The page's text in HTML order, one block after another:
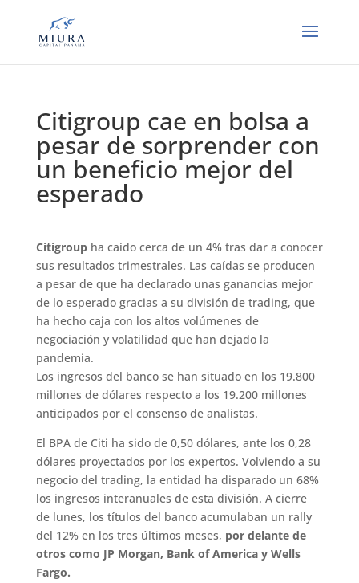
Citigroup cae en bolsa a
pesar de sorprender con
un beneficio mejor del
esperado
Citigroupha caído cerca de un 4% tras dar a conocer
sus resultados trimestrales. Las caídas se producen
a pesar de que ha declarado unas ganancias mejor
de lo esperado gracias a su división de trading, que
ha hecho caja con los altos volúmenes de
negociación y volatilidad que han dejado la
pandemia.
Los ingresos del banco se han situado en los 19.800
millones de dólares respecto a los 19.200 millones
anticipados por el consenso de analistas.
El BPA de Citi ha sido de 0,50 dólares, ante los 0,28
dólares proyectados por los expertos. Volviendo a su
negocio del trading, la entidad ha disparado un 68%
los ingresos interanuales de esta división. A cierre
de lunes, los títulos del banco acumulaban un rally
del 12% en los tres últimos meses, por delante de
otros como JP Morgan, Bank of America y Wells
Fargo.